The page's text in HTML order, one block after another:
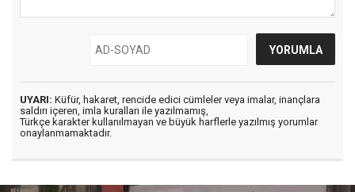
UYARI: Küfür, hakaret, rencide edici cümleler veya imalar, inançlara
saldırı içeren, imla kuralları ile yazılmamış,
Türkçe karakter kullanılmayan ve büyük harflerle yazılmış yorumlar
onaylanmamaktadır.